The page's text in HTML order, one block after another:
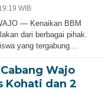
WIB
— Kenaikan BBM
dari berbagai pihak.
yang tergabung…
Wajo
Kohati dan 2